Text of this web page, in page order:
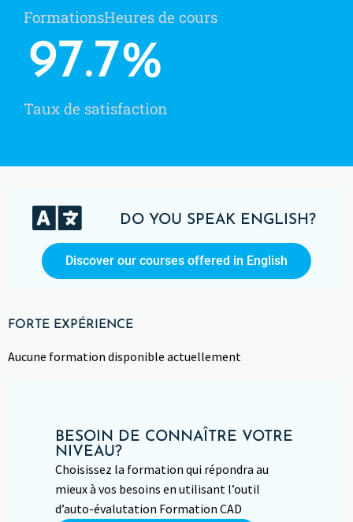
FormationsHeures de cours
Taux de satisfaction
97.7%
DO YOU SPEAK ENGLISH?
Discover our courses offered in English
FORTE EXPÉRIENCE
Aucune formation disponible actuellement
BESOIN DE CONNAÎTRE VOTRE
NIVEAU?
Choisissez la formation qui répondra au
mieux à vos besoins en utilisant l’outil
d’auto-évalutation Formation CAD